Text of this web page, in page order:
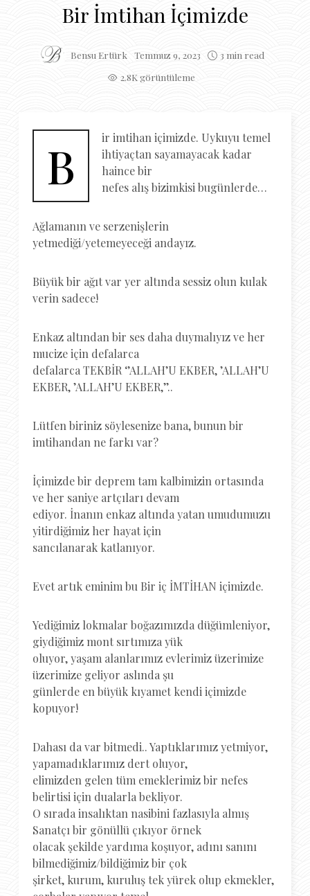
Bir İmtihan İçimizde
Bensu Ertürk Temmuz 9, 2023
3 min read
2.8K görüntüleme
B
ir imtihan içimizde. Uykuyu temel
ihtiyaçtan sayamayacak kadar
haince bir
nefes alış bizimkisi bugünlerde…
Ağlamanın ve serzenişlerin
yetmediği/yetemeyeceği andayız.
Büyük bir ağıt var yer altında sessiz olun kulak
verin sadece!
Enkaz altından bir ses daha duymalıyız ve her
mucize için defalarca
defalarca TEKBİR ‘’ALLAH’U EKBER, ’ALLAH’U
EKBER, ’ALLAH’U EKBER,’’..
Lütfen biriniz söylesenize bana, bunun bir
imtihandan ne farkı var?
İçimizde bir deprem tam kalbimizin ortasında
ve her saniye artçıları devam
ediyor. İnanın enkaz altında yatan umudumuzu
yitirdiğimiz her hayat için
sancılanarak katlanıyor.
Evet artık eminim bu Bir iç İMTİHAN içimizde.
Yediğimiz lokmalar boğazımızda düğümleniyor,
giydiğimiz mont sırtımıza yük
oluyor, yaşam alanlarımız evlerimiz üzerimize
üzerimize geliyor aslında şu
günlerde en büyük kıyamet kendi içimizde
kopuyor!
Dahası da var bitmedi.. Yaptıklarımız yetmiyor,
yapamadıklarımız dert oluyor,
elimizden gelen tüm emeklerimiz bir nefes
belirtisi için dualarla bekliyor.
O sırada insalıktan nasibini fazlasıyla almış
Sanatçı bir gönüllü çıkıyor örnek
olacak şekilde yardıma koşuyor, adını sanını
bilmediğimiz/bildiğimiz bir çok
şirket, kurum, kuruluş tek yürek olup ekmekler,